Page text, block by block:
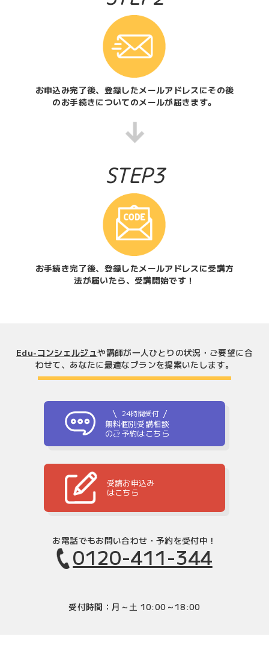
お申込み完了後、登録したメールアドレスにその後
のお手続きについてのメールが届きます。
STEP3
お手続き完了後、登録したメールアドレスに受講方
法が届いたら、受講開始です！
Edu-コンシェルジュや講師が一人ひとりの状況・ご要望に合
わせて、 あなたに最適なプランを提案いたします。
24時間受付
無料個別受講相談
のご予約はこちら
受講お申込み
はこちら
お電話でもお問い合わせ・予約を受付中！
0120-411-344
受付時間：月～土 10:00～18:00